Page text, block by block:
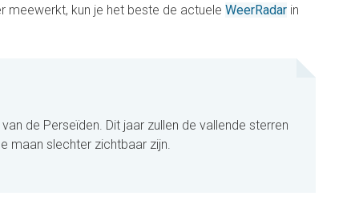
meewerkt, kun je het beste de actuele WeerRadar in
de Perseïden. Dit jaar zullen de vallende sterren
maan slechter zichtbaar zijn.